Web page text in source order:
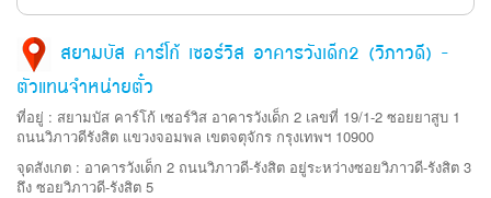
สยามบัส คาร์โก้ เซอร์วิส อาคารวังเด็ก2 (วิภาวดี) -
ตัวแทนจำหน่ายตั๋ว
ที่อยู่ : สยามบัส คาร์โก้ เซอร์วิส อาคารวังเด็ก 2 เลขที่ 19/1-2 ซอยยาสูบ 1
ถนนวิภาวดีรังสิต แขวงจอมพล เขตจตุจักร กรุงเทพฯ 10900
จุดสังเกต : อาคารวังเด็ก 2 ถนนวิภาวดี-รังสิต อยู่ระหว่างซอยวิภาวดี-รังสิต 3
ถึง ซอยวิภาวดี-รังสิต 5